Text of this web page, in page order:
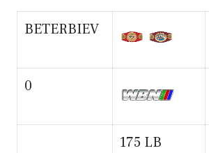
BETERBIEV
0
175 LB